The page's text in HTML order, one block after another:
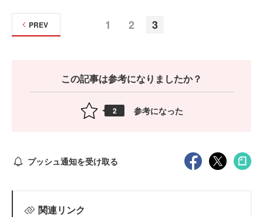
1 2 3
PREV
この記事は参考になりましたか？
2 参考になった
プッシュ通知を受け取る
関連リンク